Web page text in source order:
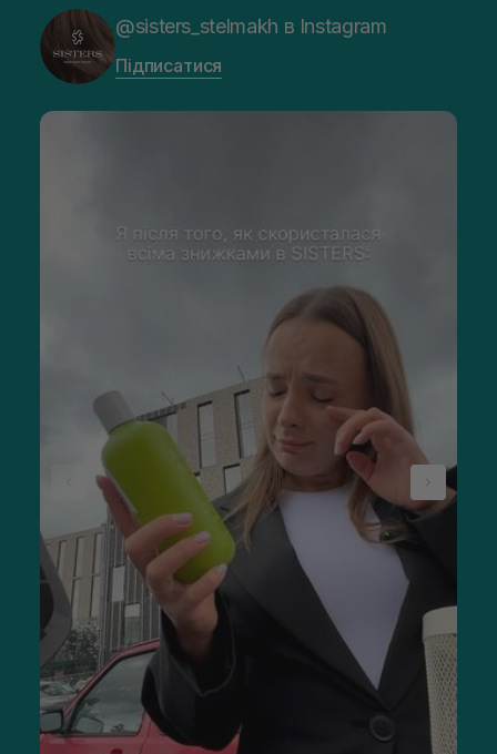
@sisters_stelmakh в Instagram
Підписатися